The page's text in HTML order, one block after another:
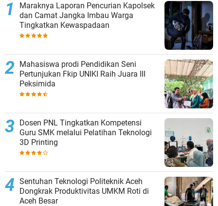
Maraknya Laporan Pencurian Kapolsek
dan Camat Jangka Imbau Warga
Tingkatkan Kewaspadaan
Mahasiswa prodi Pendidikan Seni
Pertunjukan Fkip UNIKI Raih Juara III
Peksimida
Dosen PNL Tingkatkan Kompetensi
Guru SMK melalui Pelatihan Teknologi
3D Printing
Sentuhan Teknologi Politeknik Aceh
Dongkrak Produktivitas UMKM Roti di
Aceh Besar